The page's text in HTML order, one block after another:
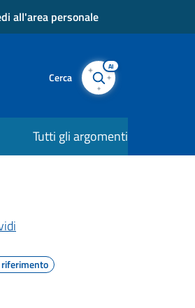
all'area personale
Cerca
AI
Tutti gli argomenti